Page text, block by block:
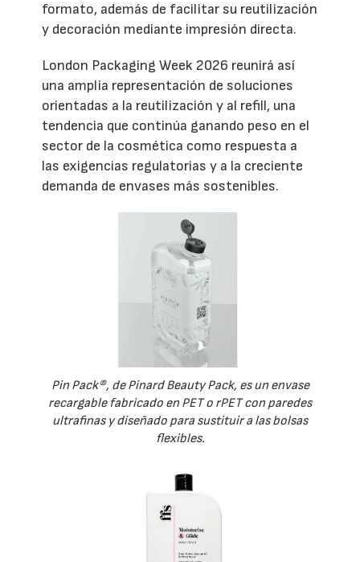
formato, además de facilitar su reutilización
y decoración mediante impresión directa.
London Packaging Week 2026 reunirá así
una amplia representación de soluciones
orientadas a la reutilización y al refill, una
tendencia que continúa ganando peso en el
sector de la cosmética como respuesta a
las exigencias regulatorias y a la creciente
demanda de envases más sostenibles.
Pin Pack®, de Pinard Beauty Pack, es un envase
recargable fabricado en PET o rPET con paredes
ultrafinas y diseñado para sustituir a las bolsas
flexibles.